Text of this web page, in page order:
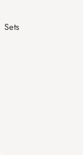
Sets